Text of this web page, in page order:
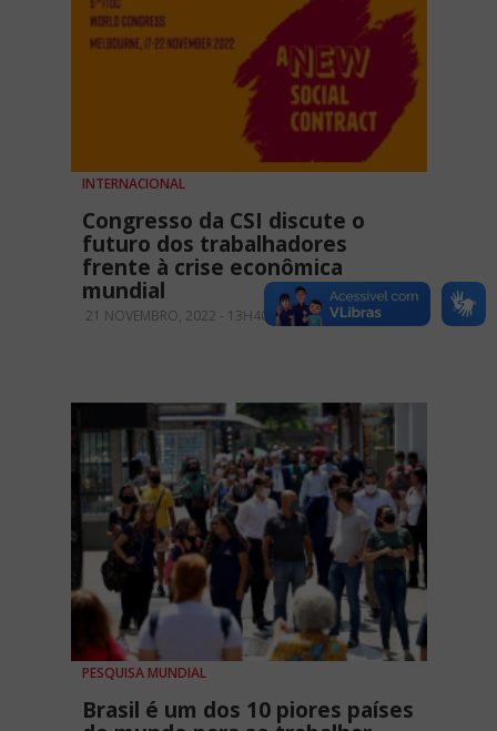
INTERNACIONAL
Congresso da CSI discute o
futuro dos trabalhadores
frente à crise econômica
mundial
21 NOVEMBRO, 2022 - 13H40
PESQUISA MUNDIAL
Brasil é um dos 10 piores países